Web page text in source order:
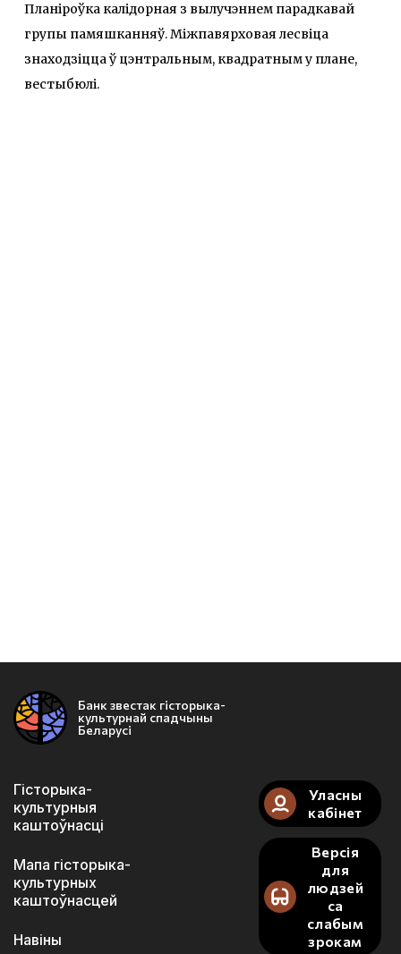
Планіроўка калідорная з вылучэннем парадкавай
групы памяшканняў. Міжпавярховая лесвіца
знаходзіцца ў цэнтральным, квадратным у плане,
вестыбюлі.
Банк звестак гісторыка-
культурнай спадчыны
Беларусі
Гісторыка-
культурныя
каштоўнасці
Мапа гісторыка-
культурных
каштоўнасцей
Навіны
Уласны
кабінет
Версія
для
людзей
са
слабым
зрокам